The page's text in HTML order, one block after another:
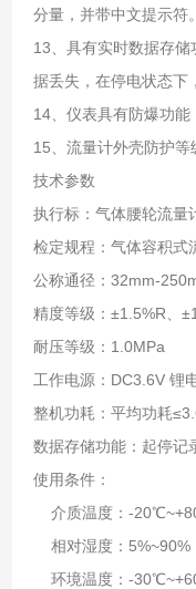
分量，并带中文提示符。
13、具有实时数据存
据丢失，在停电状态下
14、仪表具有防爆功能
15、流量计外壳防护等
技术参数
执行标：气体腰轮流量
检定规程：气体容积式
公称通径：32mm-
精度等级：±1.5%R、
耐压等级：1.0MPa
工作电源：DC3.6V 锂
整机功耗：平均功耗
数据存储功能：起停记
使用条件：
介质温度：-
相对湿度：5%~90%
环境温度：-